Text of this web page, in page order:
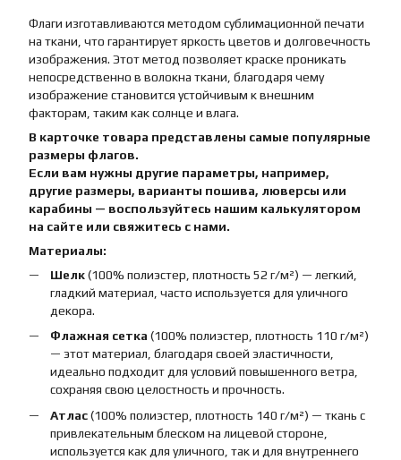
Флаги изготавливаются методом сублимационной печати
на ткани, что гарантирует яркость цветов и долговечность
изображения. Этот метод позволяет краске проникать
непосредственно в волокна ткани, благодаря чему
изображение становится устойчивым к внешним
факторам, таким как солнце и влага.
В карточке товара представлены самые популярные
размеры флагов.
Если вам нужны другие параметры, например,
другие размеры, варианты пошива, люверсы или
карабины — воспользуйтесь нашим калькулятором
на сайте или свяжитесь с нами.
Материалы:
Шелк(100% полиэстер, плотность 52 г/м²) — легкий,
гладкий материал, часто используется для уличного
декора.
Флажная сетка (100% полиэстер, плотность 110 г/м²)
— этот материал, благодаря своей эластичности,
идеально подходит для условий повышенного ветра,
сохраняя свою целостность и прочность.
Атлас(100% полиэстер, плотность 140 г/м²) — ткань с
привлекательным блеском на лицевой стороне,
используется как для уличного, так и для внутреннего